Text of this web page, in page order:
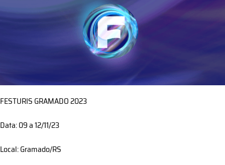
FESTURIS GRAMADO 2023
Data: 09 a 12/11/23
Local: Gramado/RS